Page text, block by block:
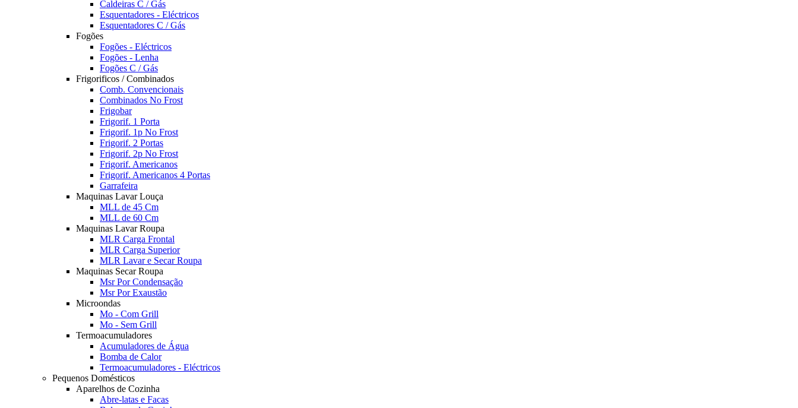
Caldeiras C / Gás
Esquentadores - Eléctricos
Esquentadores C / Gás
Fogões
Fogões - Eléctricos
Fogões - Lenha
Fogões C / Gás
Frigorificos / Combinados
Comb. Convencionais
Combinados No Frost
Frigobar
Frigorif. 1 Porta
Frigorif. 1p No Frost
Frigorif. 2 Portas
Frigorif. 2p No Frost
Frigorif. Americanos
Frigorif. Americanos 4 Portas
Garrafeira
Maquinas Lavar Louça
MLL de 45 Cm
MLL de 60 Cm
Maquinas Lavar Roupa
MLR Carga Frontal
MLR Carga Superior
MLR Lavar e Secar Roupa
Maquinas Secar Roupa
Msr Por Condensação
Msr Por Exaustão
Microondas
Mo - Com Grill
Mo - Sem Grill
Termoacumuladores
Acumuladores de Água
Bomba de Calor
Termoacumuladores - Eléctricos
Pequenos Domésticos
Aparelhos de Cozinha
Abre-latas e Facas